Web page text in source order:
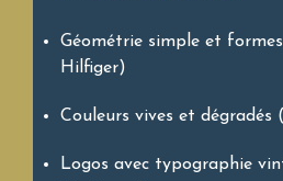
Géométrie simple et
Hilfiger)
Couleurs vives et dégradés
Logos avec typographie